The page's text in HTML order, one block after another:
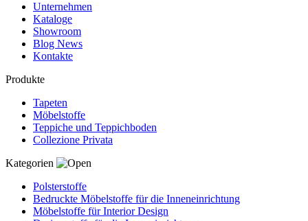
Unternehmen
Kataloge
Showroom
Blog News
Kontakte
Produkte
Tapeten
Möbelstoffe
Teppiche und Teppichboden
Collezione Privata
Kategorien
Polsterstoffe
Bedruckte Möbelstoffe für die Inneneinrichtung
Möbelstoffe für Interior Design